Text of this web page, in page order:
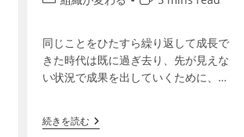
同じことをひたすら繰り返して成長で
きた時代は既に過ぎ去り、先が見えな
い状況で成果を出していくために、会
等のマネージャークラスには、よ…
続きを読む